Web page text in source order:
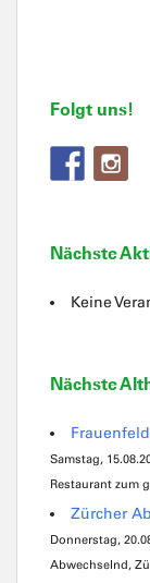
Folgt uns!
Nächste
Keine
Nächste
Samstag,
Restaurant zum
Zürcher
Donnerstag,
Abwechselnd,